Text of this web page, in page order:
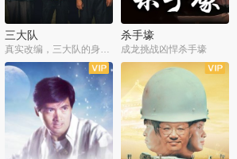
三大队 杀手壕
成龙挑战凶悍杀手壕